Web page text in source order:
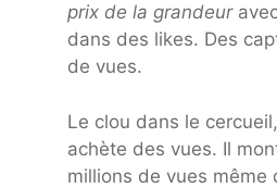
prix de la grandeur
dans des likes. Des
de vues.
Le clou dans le
achète des vues. Il
millions de vues même